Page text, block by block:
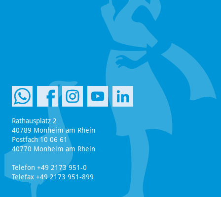
Rathausplatz 2
40789 Monheim am Rhein
Postfach 10 06 61
40770 Monheim am Rhein
Telefon +49 2173 951-0
Telefax +49 2173 951-899